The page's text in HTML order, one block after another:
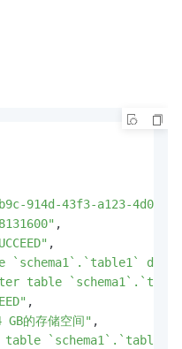
914d-43f3-a123-
,
,
drop
table
,
的存储空间" ,
`schema1`.`table1`"